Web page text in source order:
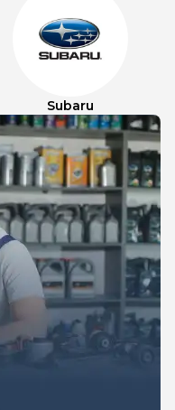
Subaru